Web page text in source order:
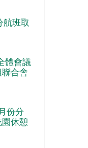
班取
體會議
合會
份分
休憩